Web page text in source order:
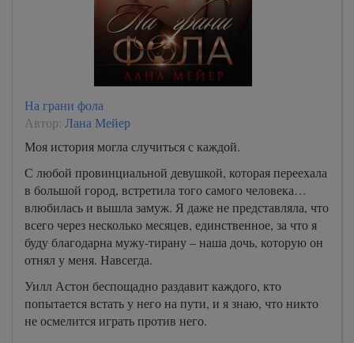
На грани фола
Автор: Лана Мейер
Моя история могла случиться с каждой.
С любой провинциальной девушкой, которая переехала
в большой город, встретила того самого человека…
влюбилась и вышла замуж. Я даже не представляла, что
всего через несколько месяцев, единственное, за что я
буду благодарна мужу-тирану – наша дочь, которую он
отнял у меня. Навсегда.
Уилл Астон беспощадно раздавит каждого, кто
попытается встать у него на пути, и я знаю, что никто
не осмелится играть против него.